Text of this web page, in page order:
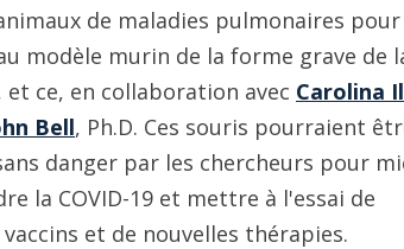
de maladies pulmonaires
modèle murin de la forme grave de
et ce, en collaboration avec Carolina
Bell, Ph.D. Ces souris pourraient
danger par les chercheurs pour
la COVID-19 et mettre à l'essai de
vaccins et de nouvelles thérapies.